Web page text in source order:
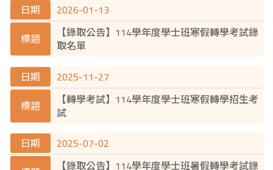
2026-01-13
【錄取公告】114學年度學士班寒假轉學考試錄
取名單
2025-11-27
【轉學考試】114學年度學士班寒假轉學招生考
試
2025-07-02
【錄取公告】114學年度學士班暑假轉學考試錄